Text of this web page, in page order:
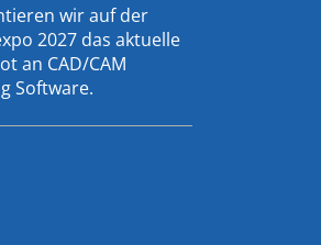
wir auf der
2027 das aktuelle
an CAD/CAM
Software.